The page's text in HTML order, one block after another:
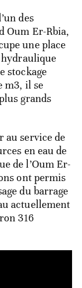
des
Oum Er-Rbia,
une place
stockage
m3, il se
grands
au service de
en eau de
de l’Oum Er-
ont permis
du barrage
actuellement
316